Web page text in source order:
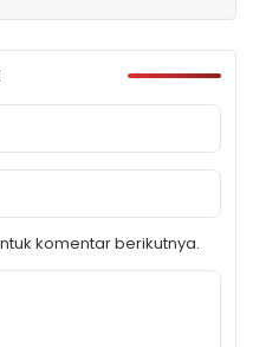
komentar berikutnya.